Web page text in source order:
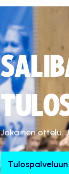
Jokainen ottelu.
Tulospalveluun